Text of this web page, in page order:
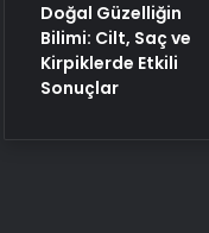
Doğal Güzelliğin
Bilimi: Cilt, Saç ve
Kirpiklerde Etkili
Sonuçlar